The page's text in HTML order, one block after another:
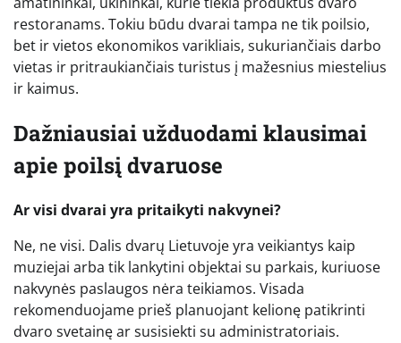
restoranams. Tokiu būdu dvarai tampa ne tik poilsio,
bet ir vietos ekonomikos varikliais, sukuriančiais darbo
vietas ir pritraukiančiais turistus į mažesnius miestelius
ir kaimus.
Dažniausiai užduodami klausimai
apie poilsį dvaruose
Ar visi dvarai yra pritaikyti nakvynei?
Ne, ne visi. Dalis dvarų Lietuvoje yra veikiantys kaip
muziejai arba tik lankytini objektai su parkais, kuriuose
nakvynės paslaugos nėra teikiamos. Visada
rekomenduojame prieš planuojant kelionę patikrinti
dvaro svetainę ar susisiekti su administratoriais.